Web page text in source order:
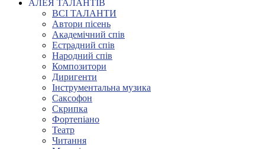
АЛЕЯ ТАЛАНТІВ
ВСІ ТАЛАНТИ
Автори пісень
Академічний спів
Естрадний спів
Народний спів
Композитори
Диригенти
Інструментальна музика
Саксофон
Скрипка
Фортепіано
Театр
Читання